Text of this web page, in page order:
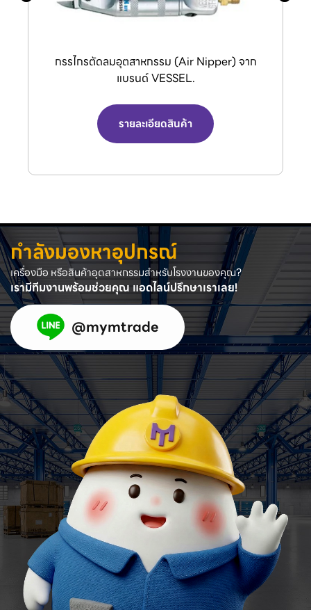
กรรไกรตัดลมอุตสาหกรรม (Air Nipper) จาก
แบรนด์ VESSEL.
รายละเอียดสินค้า
กำลังมองหาอุปกรณ์
เครื่องมือ หรือสินค้าอุตสาหกรรมสำหรับโรงงานของคุณ?
เรามีทีมงานพร้อมช่วยคุณ แอดไลน์ปรึกษาเราเลย!
@mymtrade